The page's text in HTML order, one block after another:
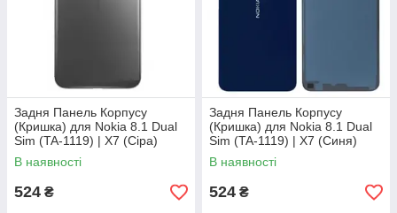
Задня Панель Корпусу
(Кришка) для Nokia 8.1 Dual
Sim (TA-1119) | X7 (Сіра)
Оригінал Китай
В наявності
524 ₴
Задня Панель Корпусу
(Кришка) для Nokia 8.1 Dual
Sim (TA-1119) | X7 (Синя)
Оригінал Китай
В наявності
524 ₴